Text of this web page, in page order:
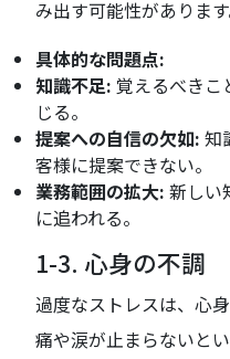
み出す可能性があります
具体的な問題点:
知識不足: 覚えるべきこ
じる。
提案への自信の欠如: 知
客様に提案できない。
業務範囲の拡大: 新しい
に追われる。
1-3. 心身の不調
過度なストレスは、心
痛や涙が止まらないと